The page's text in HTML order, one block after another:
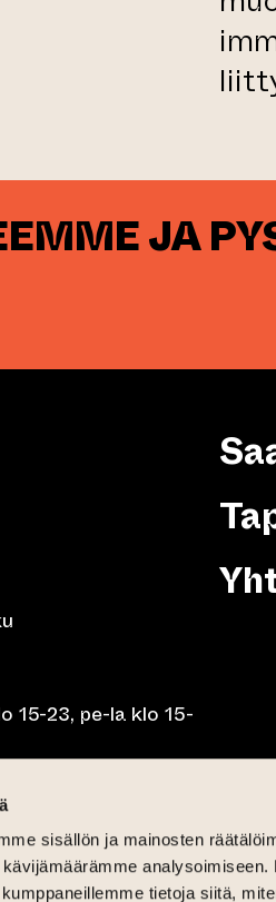
sisällön ja mainosten
tietoja siitä,
JA
15-23, pe-la klo 15-
10-23, pe-la klo 10-
15, la lounas klo